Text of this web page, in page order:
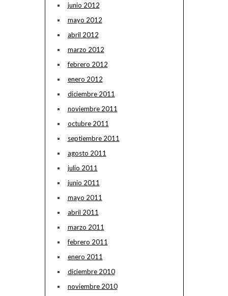
junio 2012
mayo 2012
abril 2012
marzo 2012
febrero 2012
enero 2012
diciembre 2011
noviembre 2011
octubre 2011
septiembre 2011
agosto 2011
julio 2011
junio 2011
mayo 2011
abril 2011
marzo 2011
febrero 2011
enero 2011
diciembre 2010
noviembre 2010